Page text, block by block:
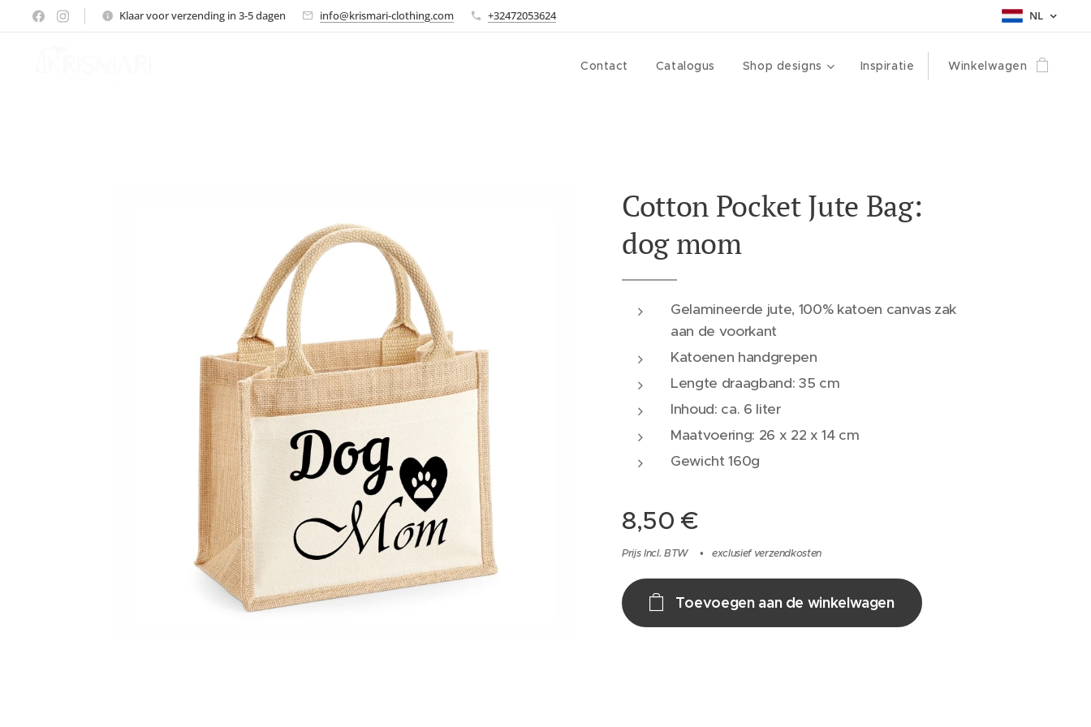
Klaar voor verzending in 3-5 dagen info@krismari-clothing.com +32472053624 NL
Contact Catalogus Shop designs Inspiratie Winkelwagen
Cotton Pocket Jute Bag:
dog mom
Gelamineerde jute, 100% katoen canvas zak
aan de voorkant
Katoenen handgrepen
Lengte draagband: 35 cm
Inhoud: ca. 6 liter
Maatvoering: 26 x 22 x 14 cm
Gewicht 160g
8,50 €
Prijs Incl. BTW exclusief verzendkosten
Toevoegen aan de winkelwagen